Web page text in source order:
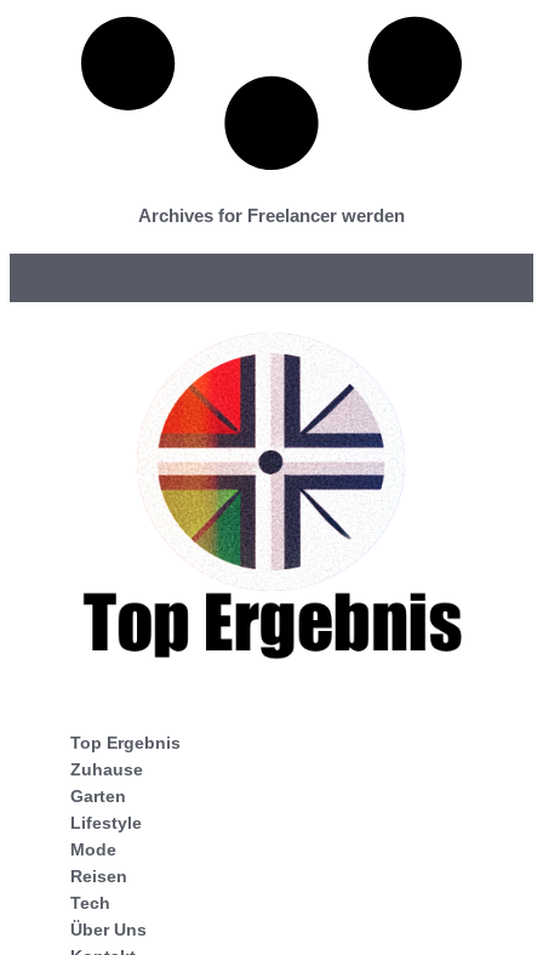
Archives for Freelancer werden
Top Ergebnis
Zuhause
Garten
Lifestyle
Mode
Reisen
Tech
Über Uns